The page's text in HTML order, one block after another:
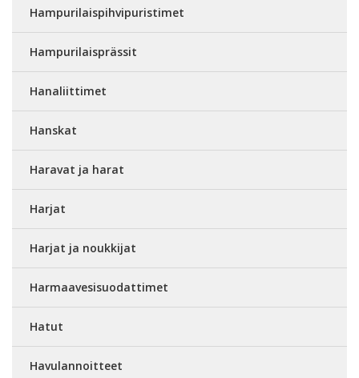
Hampurilaispihvipuristimet
Hampurilaisprässit
Hanaliittimet
Hanskat
Haravat ja harat
Harjat
Harjat ja noukkijat
Harmaavesisuodattimet
Hatut
Havulannoitteet